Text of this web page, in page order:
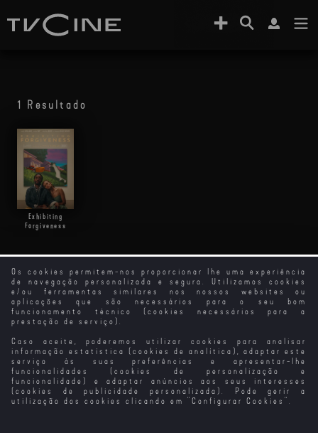
Os cookies permitem-nos proporcionar lhe uma experiência
de navegação personalizada e segura. Utilizamos cookies
e/ou ferramentas similares nos nossos websites ou
aplicações que são necessários para o seu bom
funcionamento técnico (cookies necessários para a
prestação de serviço).
Caso aceite, poderemos utilizar cookies para analisar
informação estatística (cookies de analítica), adaptar este
serviço às suas preferências e apresentar-lhe
funcionalidades (cookies de personalização e
funcionalidade) e adaptar anúncios aos seus interesses
(cookies de publicidade personalizada). Pode gerir a
utilização dos cookies clicando em " Configurar Cookies ".
1 Resultado
Exhibiting
Forgiveness